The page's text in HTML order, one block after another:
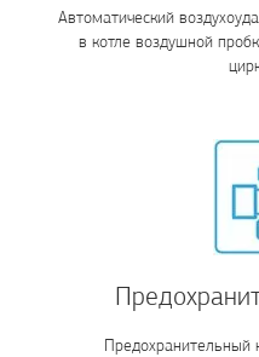
Автоматический
в котле воздушной
Предохранительный